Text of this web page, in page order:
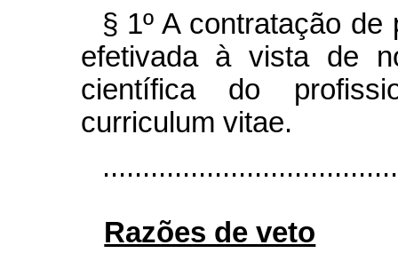
§ 1º A contratação
efetivada à vista de
científica do
curriculum vitae.
Razões de veto